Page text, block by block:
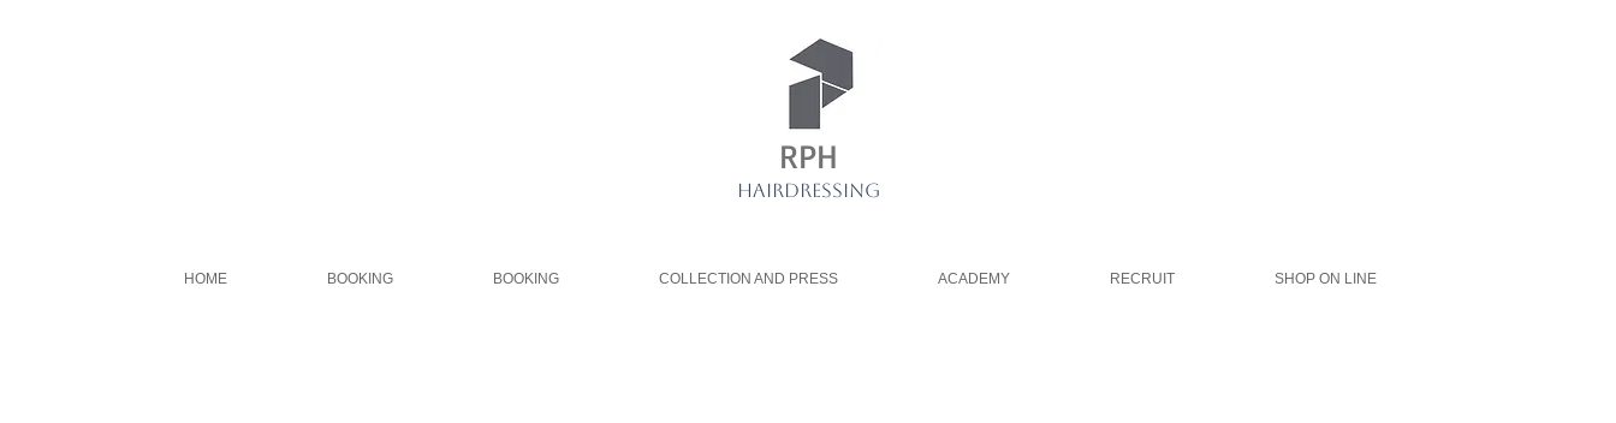
RPH
HAIRDRESSING
HOME BOOKING BOOKING COLLECTION AND PRESS ACADEMY RECRUIT SHOP ON LINE